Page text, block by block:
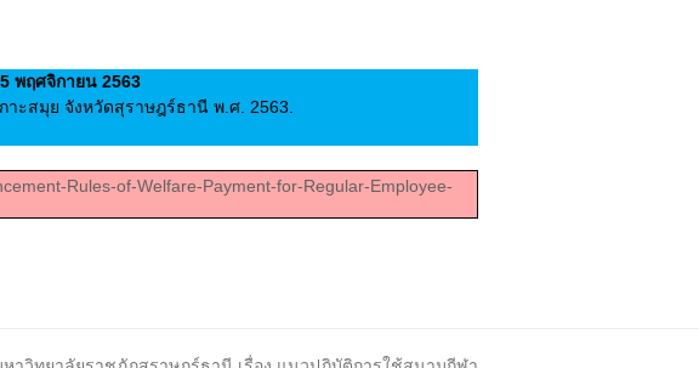
พฤศจิกายน 2563
าะสมุย จังหวัดสุราษฎร์ธานี พ.ศ. 2563.
Rules-of-Welfare-Payment-for-Regular-Employee-